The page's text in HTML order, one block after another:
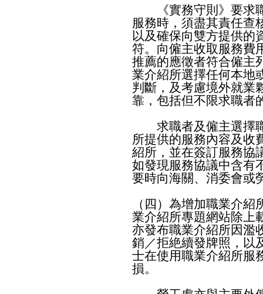
《實務守則》要求職
服務時，須盡其責任查
以及確保向雙方提供的
符。向僱主收取服務費
推薦的應徵者符合僱主
業介紹所選擇任何本地
判斷，及考慮境外就業
靠，包括但不限求職者
求職者及僱主選擇職
所提供的服務內容及收
紹所，並在簽訂服務協
如發現服務協議中含有
要時向海關、消委會或
（四）為增加職業介
業介紹所專題網站除上
亦發布職業介紹所因濫
銷／拒絶續發牌照，以
士在使用職業介紹所服
損。